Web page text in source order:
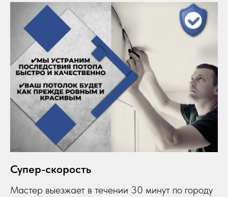
Супер-скорость
Мастер выезжает в течении 30 минут по городу